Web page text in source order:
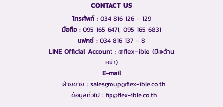
CONTACT US
โทรศัพท์ :034 816 126 - 129
มือถือ :095 165 6471, 095 165 6831
แฟกซ์ :034 816 137 - 8
LINE Official Account​ : @flex-ible (มี@ด้าน
หน้า)
E-mail
ฝ่ายขาย : salesgroup@flex-ible.co.th
ข้อมูลทั่วไป : fip@flex-ible.co.th